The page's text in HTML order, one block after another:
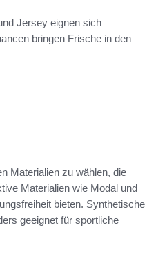
Jersey eignen sich
bringen Frische in den
Materialien zu wählen, die
Materialien wie Modal und
bieten. Synthetische
geeignet für sportliche